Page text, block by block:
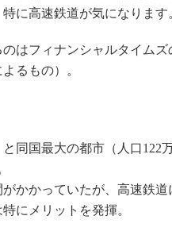
に高速鉄道が気になります
はフィナンシャルタイムズ
るもの）。
同国最大の都市（人口122
かかっていたが、高速鉄
にメリットを発揮。